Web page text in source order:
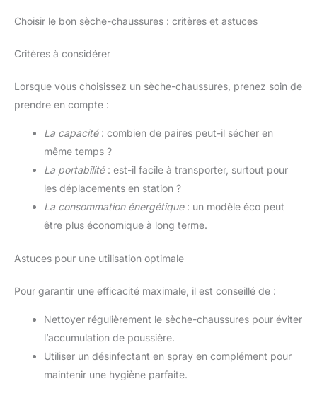
Choisir le bon sèche-chaussures : critères et astuces
Critères à considérer
Lorsque vous choisissez un sèche-chaussures, prenez soin de
prendre en compte :
La capacité: combien de paires peut-il sécher en
même temps ?
La portabilité: est-il facile à transporter, surtout pour
les déplacements en station ?
La consommation énergétique: un modèle éco peut
être plus économique à long terme.
Astuces pour une utilisation optimale
Pour garantir une efficacité maximale, il est conseillé de :
Nettoyer régulièrement le sèche-chaussures pour éviter
l’accumulation de poussière.
Utiliser un désinfectant en spray en complément pour
maintenir une hygiène parfaite.